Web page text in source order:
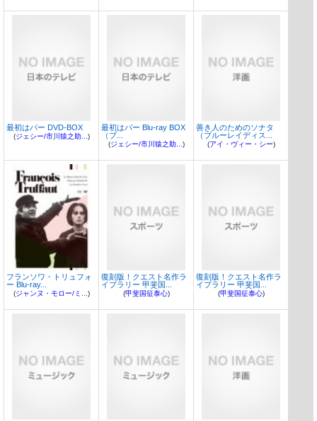
最初はパー DVD-BOX
(ジェシー/市川猿之助...)
最初はパー Blu-ray BOX
（ブ...
(ジェシー/市川猿之助...)
善き人のためのソナタ
（ブルーレイディス...
(アイ・ヴィー・シー)
フランソワ・トリュフォ
ー Blu-ray...
(ジャンヌ・モロー/ミ...)
復刻版！クエスト名作ラ
イブラリー 甲斐国...
(甲斐国征泰心)
復刻版！クエスト名作ラ
イブラリー 甲斐国...
(甲斐国征泰心)